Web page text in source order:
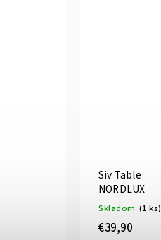
Siv Table
NORDLUX
Skladom (1 ks)
€39,90